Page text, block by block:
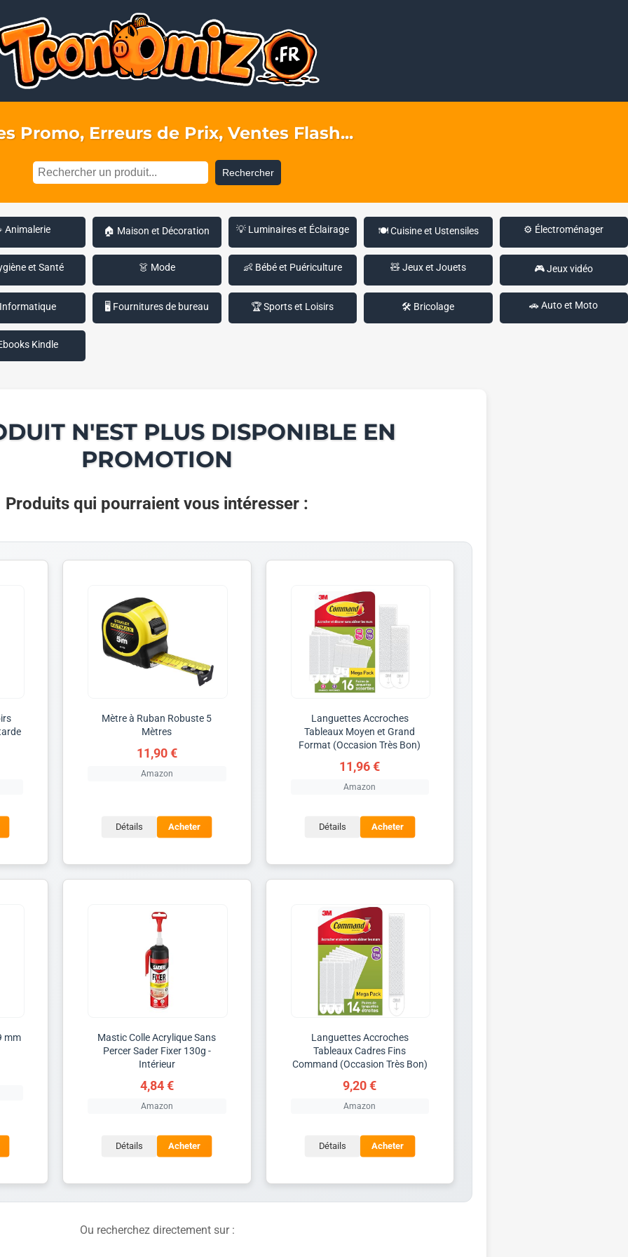
Promo, Erreurs de Prix, Ventes Flash...
Rechercher
Animalerie 🏠 Maison et Décoration 💡 Luminaires et Éclairage 🍽️ Cuisine et Ustensiles ⚙️ Électroménager
et Santé 👗 Mode 👶 Bébé et Puériculture 🧸 Jeux et Jouets 🎮 Jeux vidéo
🖥️ Fournitures de bureau 🏆 Sports et Loisirs 🛠️ Bricolage 🚗 Auto et Moto
Kindle
N'EST PLUS DISPONIBLE EN
PROMOTION
Produits qui pourraient vous intéresser :
Mètre à Ruban Robuste 5
Mètres
11,90 €
Amazon
Détails Acheter
Languettes Accroches
Tableaux Moyen et Grand
Format (Occasion Très Bon)
11,96 €
Amazon
Détails Acheter
mm
Mastic Colle Acrylique Sans
Percer Sader Fixer 130g -
Intérieur
4,84 €
Amazon
Détails Acheter
Languettes Accroches
Tableaux Cadres Fins
Command (Occasion Très Bon)
9,20 €
Amazon
Détails Acheter
Ou recherchez directement sur :